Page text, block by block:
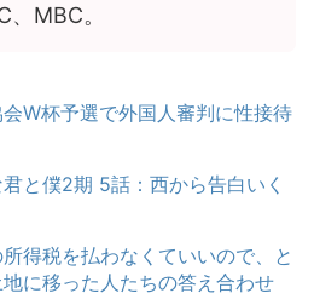
、MBC。
W杯予選で外国人審判に性接待
君と僕2期 5話：西から告白いく
得税を払わなくていいので、と
に移った人たちの答え合わせ